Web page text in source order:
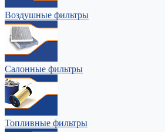
Воздушные фильтры
Салонные фильтры
Топливные фильтры